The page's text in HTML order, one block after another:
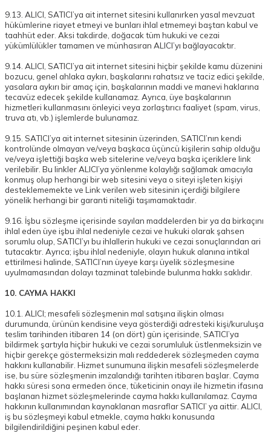
9.13. ALICI, SATICI’ya ait internet sitesini kullanırken yasal mevzuat
hükümlerine riayet etmeyi ve bunları ihlal etmemeyi baştan kabul ve
taahhüt eder. Aksi takdirde, doğacak tüm hukuki ve cezai
yükümlülükler tamamen ve münhasıran ALICI’yı bağlayacaktır.
9.14. ALICI, SATICI’ya ait internet sitesini hiçbir şekilde kamu düzenini
bozucu, genel ahlaka aykırı, başkalarını rahatsız ve taciz edici şekilde,
yasalara aykırı bir amaç için, başkalarının maddi ve manevi haklarına
tecavüz edecek şekilde kullanamaz. Ayrıca, üye başkalarının
hizmetleri kullanmasını önleyici veya zorlaştırıcı faaliyet (spam, virus,
truva atı, vb.) işlemlerde bulunamaz.
9.15. SATICI’ya ait internet sitesinin üzerinden, SATICI’nın kendi
kontrolünde olmayan ve/veya başkaca üçüncü kişilerin sahip olduğu
ve/veya işlettiği başka web sitelerine ve/veya başka içeriklere link
verilebilir. Bu linkler ALICI’ya yönlenme kolaylığı sağlamak amacıyla
konmuş olup herhangi bir web sitesini veya o siteyi işleten kişiyi
desteklememekte ve Link verilen web sitesinin içerdiği bilgilere
yönelik herhangi bir garanti niteliği taşımamaktadır.
9.16. İşbu sözleşme içerisinde sayılan maddelerden bir ya da birkaçını
ihlal eden üye işbu ihlal nedeniyle cezai ve hukuki olarak şahsen
sorumlu olup, SATICI’yı bu ihlallerin hukuki ve cezai sonuçlarından ari
tutacaktır. Ayrıca; işbu ihlal nedeniyle, olayın hukuk alanına intikal
ettirilmesi halinde, SATICI’nın üyeye karşı üyelik sözleşmesine
uyulmamasından dolayı tazminat talebinde bulunma hakkı saklıdır.
10. CAYMA HAKKI
10.1. ALICI; mesafeli sözleşmenin mal satışına ilişkin olması
durumunda, ürünün kendisine veya gösterdiği adresteki kişi/kuruluşa
teslim tarihinden itibaren 14 (on dört) gün içerisinde, SATICI’ya
bildirmek şartıyla hiçbir hukuki ve cezai sorumluluk üstlenmeksizin ve
hiçbir gerekçe göstermeksizin malı reddederek sözleşmeden cayma
hakkını kullanabilir. Hizmet sunumuna ilişkin mesafeli sözleşmelerde
ise, bu süre sözleşmenin imzalandığı tarihten itibaren başlar. Cayma
hakkı süresi sona ermeden önce, tüketicinin onayı ile hizmetin ifasına
başlanan hizmet sözleşmelerinde cayma hakkı kullanılamaz. Cayma
hakkının kullanımından kaynaklanan masraflar SATICI’ ya aittir. ALICI,
iş bu sözleşmeyi kabul etmekle, cayma hakkı konusunda
bilgilendirildiğini peşinen kabul eder.